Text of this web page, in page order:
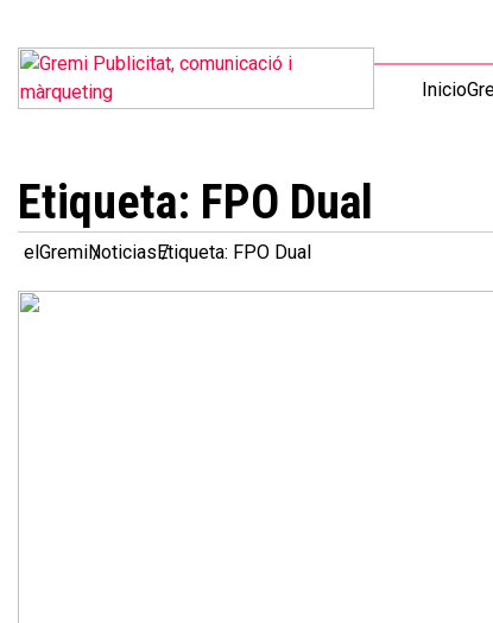
Inicio
Etiqueta: FPO Dual
elGremiNoticiasEtiqueta: FPO Dual